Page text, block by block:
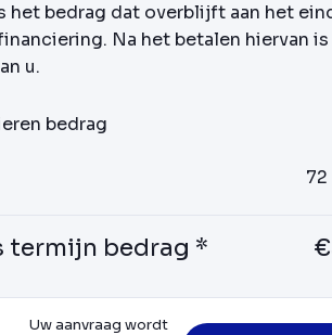
het bedrag dat overblijft aan het
Na het betalen hiervan
u.
bedrag
72
termijn bedrag *
Uw aanvraag wordt